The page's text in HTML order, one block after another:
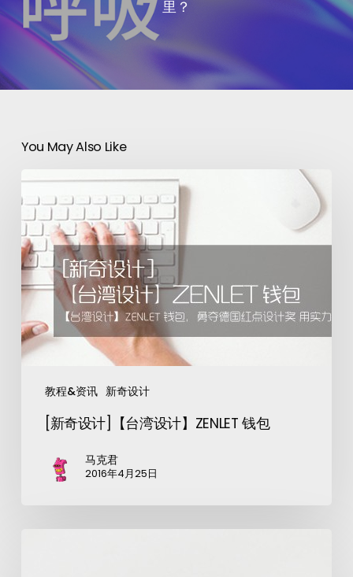
里？
You May Also Like
教程&资讯 新奇设计
[新奇设计]【台湾设计】ZENLET 钱包
马克君
2016年4月25日